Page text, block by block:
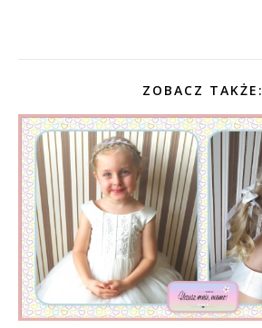
ZOBACZ TAKŻE: